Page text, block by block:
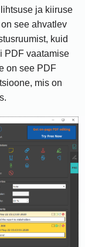
ja kiiruse
see ahvatlev
kuid
PDF vaatamise
on see PDF
mis on